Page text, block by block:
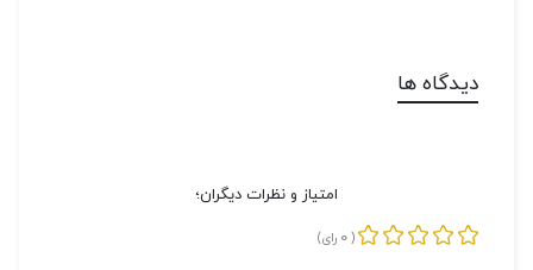
دیدگاه ها
امتیاز و نظرات دیگران؛
(
0 رای)